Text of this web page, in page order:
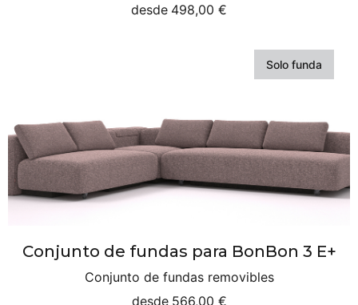
desde 498,00 €
Solo funda
Conjunto de fundas para BonBon 3 E+
Conjunto de fundas removibles
desde 566,00 €